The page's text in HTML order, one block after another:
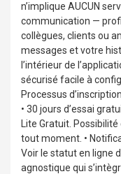
n’implique AUCUN
communication —
collègues, clients ou
messages et votre
l’intérieur de
sécurisé facile à
Processus
• 30 jours d’essai
Lite Gratuit.
tout moment. •
Voir le statut en ligne
agnostique qui